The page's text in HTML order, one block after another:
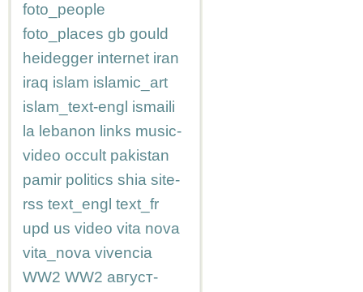
foto_people
foto_places gb gould
heidegger internet iran
iraq islam islamic_art
islam_text-engl ismaili
la lebanon links music-
video occult pakistan
pamir politics shia site-
rss text_engl text_fr
upd us video vita nova
vita_nova vivencia
WW2 WW2 август-